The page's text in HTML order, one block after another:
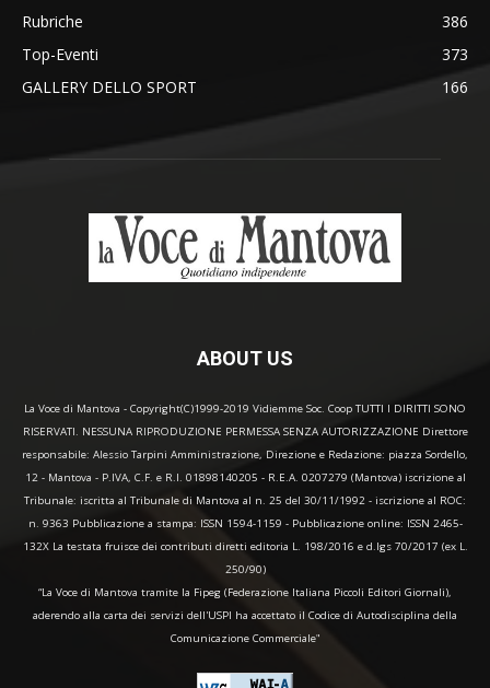
Rubriche
386
Top-Eventi
373
GALLERY DELLO SPORT
166
ABOUT US
La Voce di Mantova - Copyright(C)1999-2019 Vidiemme Soc. Coop TUTTI I DIRITTI SONO
RISERVATI. NESSUNA RIPRODUZIONE PERMESSA SENZA AUTORIZZAZIONE Direttore
responsabile: Alessio Tarpini Amministrazione, Direzione e Redazione: piazza Sordello,
12 - Mantova - P.IVA, C.F. e R.I. 01898140205 - R.E.A. 0207279 (Mantova) iscrizione al
Tribunale: iscritta al Tribunale di Mantova al n. 25 del 30/11/1992 - iscrizione al ROC:
n. 9363 Pubblicazione a stampa: ISSN 1594-1159 - Pubblicazione online: ISSN 2465-
132X La testata fruisce dei contributi diretti editoria L. 198/2016 e d.lgs 70/2017 (ex L.
250/90)
“La Voce di Mantova tramite la Fipeg (Federazione Italiana Piccoli Editori Giornali),
aderendo alla carta dei servizi dell'USPI ha accettato il Codice di Autodisciplina della
Comunicazione Commerciale"